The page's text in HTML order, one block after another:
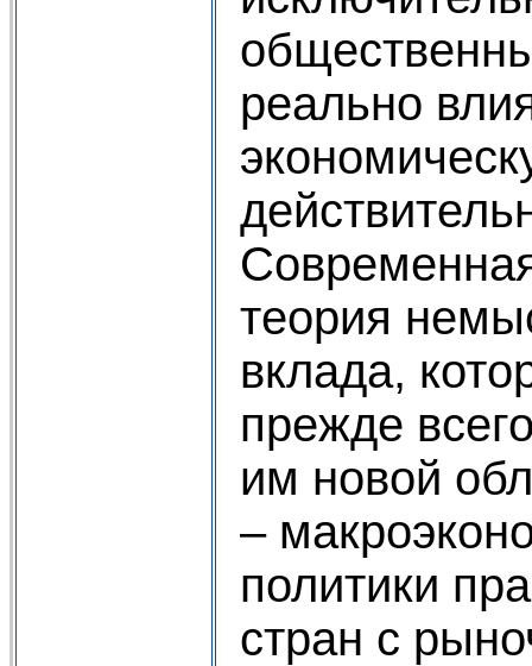
реально
теория
вклада,
прежде
им новой
–
политики
стран с